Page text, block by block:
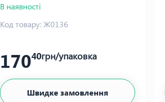
В наявності
Код товару:Ж0136
17040грн/упаковка
Швидке замовлення